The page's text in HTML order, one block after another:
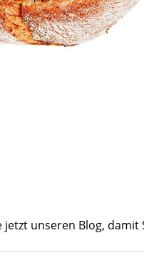
jetzt unseren Blog, damit